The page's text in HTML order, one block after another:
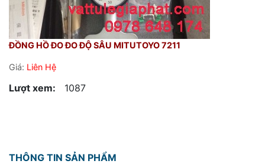
ĐỒNG HỒ ĐO ĐO ĐỘ SÂU MITUTOYO 7211
Giá: Liên Hệ
Lượt xem: 1087
THÔNG TIN SẢN PHẨM